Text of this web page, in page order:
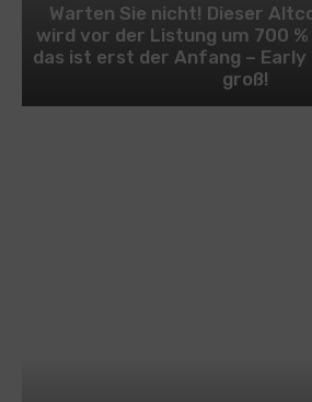
Warten Sie nicht! Dieser
wird vor der Listung um 700
das ist erst der Anfang – Early
groß!